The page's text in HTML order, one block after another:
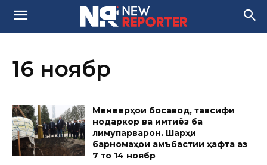
16 ноябр
Менеҷерҳои босавод, тавсифи
нодаркор ва имтиёз ба
лимупарварон. Шарҳи
барномаҳои ҷамъбастии ҳафта аз
7 то 14 ноябр